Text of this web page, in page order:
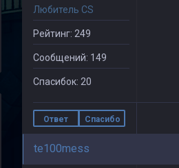
Любитель CS
Рейтинг: 249
Сообщений: 149
Спасибок: 20
Ответ Спасибо
te100mess